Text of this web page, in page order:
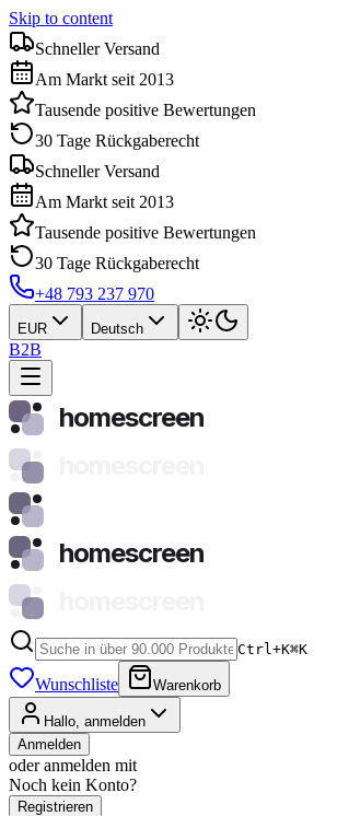
Skip to content
Schneller Versand
Am Markt seit 2013
Tausende positive Bewertungen
30 Tage Rückgaberecht
Schneller Versand
Am Markt seit 2013
Tausende positive Bewertungen
30 Tage Rückgaberecht
+48 793 237 970
EUR Deutsch
B2B
homescreen
homescreen
Ctrl+K⌘K
Wunschliste Warenkorb
Hallo, anmelden
Anmelden
oder anmelden mit
Noch kein Konto?
Registrieren